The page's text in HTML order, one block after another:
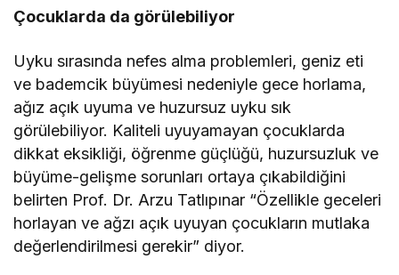
Çocuklarda da görülebiliyor
Uyku sırasında nefes alma problemleri, geniz eti
ve bademcik büyümesi nedeniyle gece horlama,
ağız açık uyuma ve huzursuz uyku sık
görülebiliyor. Kaliteli uyuyamayan çocuklarda
dikkat eksikliği, öğrenme güçlüğü, huzursuzluk ve
büyüme-gelişme sorunları ortaya çıkabildiğini
belirten Prof. Dr. Arzu Tatlıpınar “Özellikle geceleri
horlayan ve ağzı açık uyuyan çocukların mutlaka
değerlendirilmesi gerekir” diyor.